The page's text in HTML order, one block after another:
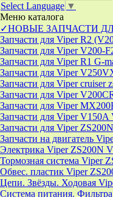
Select Language ▼
Меню каталога
✓НОВЫЕ ЗАПЧАСТИ
Запчасти для Viper R2
Запчасти для Viper V200-
Запчасти для Viper R1 G-
Запчасти для Viper
Запчасти для Viper cruiser
Запчасти для Viper
Запчасти для Viper
Запчасти для Viper V150A
Запчасти для Viper
Запчасти на двигатель
Электрика Viper ZS200N
Тормозная система Viper
Обвес. пластик Viper
Цепи. Звёзды. Ходовая
Система питания.